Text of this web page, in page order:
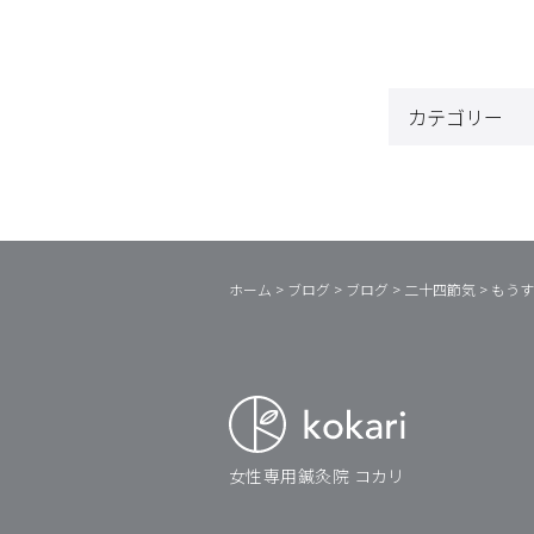
ホーム > ブログ > ブログ > 二十四節気 > もう
女性専用鍼灸院 コカリ